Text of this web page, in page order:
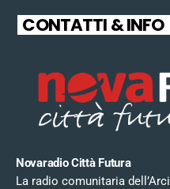
CONTATTI & INFO
Novaradio Città Futura
La radio comunitaria